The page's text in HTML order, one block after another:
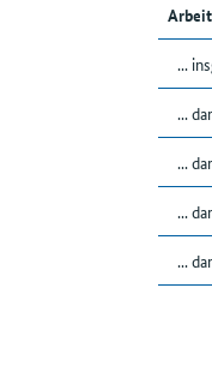
...
...
...
...
...